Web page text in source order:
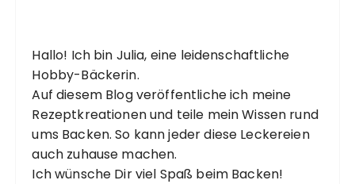
Hallo! Ich bin Julia, eine leidenschaftliche
Hobby-Bäckerin.
Auf diesem Blog veröffentliche ich meine
Rezeptkreationen und teile mein Wissen rund
ums Backen. So kann jeder diese Leckereien
auch zuhause machen.
Ich wünsche Dir viel Spaß beim Backen!